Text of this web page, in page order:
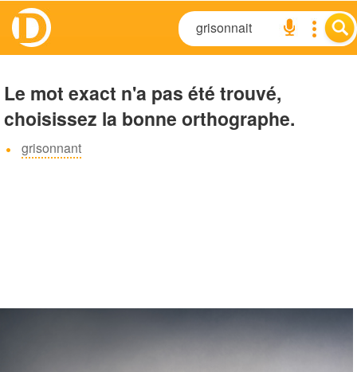
Le mot exact n'a pas été trouvé,
choisissez la bonne orthographe.
grisonnant